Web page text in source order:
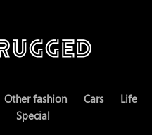
Other fashion Cars
Life
Special